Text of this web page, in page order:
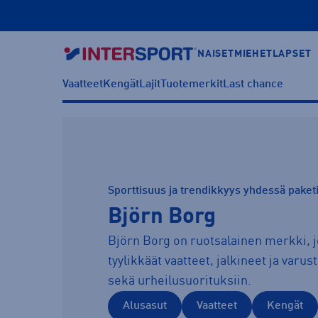
NAISET MIEHET LAPSET
VaatteetKengätLajitTuotemerkitLast chance
Sporttisuus ja trendikkyys yhdessä
Björn Borg
Björn Borg on ruotsalainen merkki,
tyylikkäät vaatteet, jalkineet ja
sekä urheilusuorituksiin.
Alusasut Vaatteet Kengät